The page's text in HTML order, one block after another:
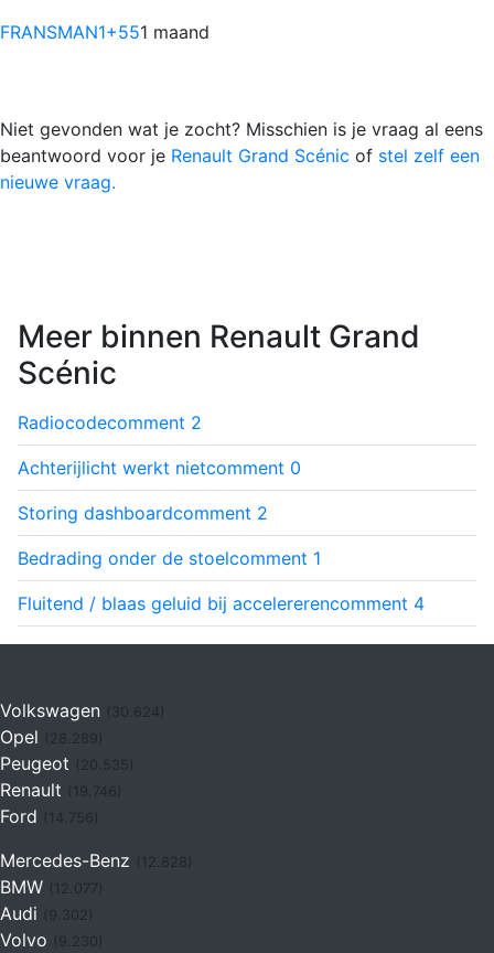
FRANSMAN1+551 maand
Niet gevonden wat je zocht? Misschien is je vraag al eens
beantwoord voor je Renault Grand Scénic of stel zelf een
nieuwe vraag.
Meer binnen Renault Grand
Scénic
Radiocodecomment 2
Achterijlicht werkt nietcomment 0
Storing dashboardcomment 2
Bedrading onder de stoelcomment 1
Fluitend / blaas geluid bij accelererencomment 4
Volkswagen (30.624)
Opel
Peugeot
Renault (19.746)
Ford (14.756)
Mercedes-Benz
BMW
Audi
Volvo